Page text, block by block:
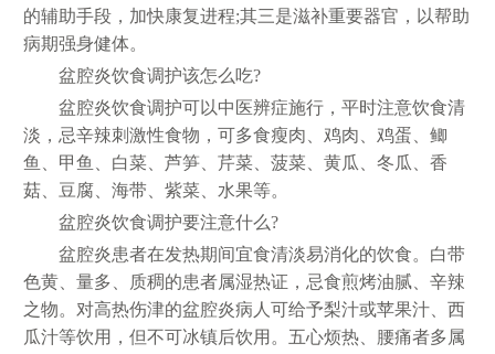
的辅助手段，加快康复进程;其三是滋补重要器官，以帮助
病期强身健体。
盆腔炎饮食调护该怎么吃?
盆腔炎饮食调护可以中医辨症施行，平时注意饮食清
淡，忌辛辣刺激性食物，可多食瘦肉、鸡肉、鸡蛋、鲫
鱼、甲鱼、白菜、芦笋、芹菜、菠菜、黄瓜、冬瓜、香
菇、豆腐、海带、紫菜、水果等。
盆腔炎饮食调护要注意什么?
盆腔炎患者在发热期间宜食清淡易消化的饮食。白带
色黄、量多、质稠的患者属湿热证，忌食煎烤油腻、辛辣
之物。对高热伤津的盆腔炎病人可给予梨汁或苹果汁、西
瓜汁等饮用，但不可冰镇后饮用。五心烦热、腰痛者多属